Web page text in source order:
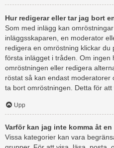
Hur redigerar eller tar jag bort
Som med inlägg kan
inläggsskaparen, en moderator
redigera en omröstning klickar
första inlägget i tråden. Om
omröstningen eller redigera
röstat så kan endast
ta bort omröstningen. Detta för att
Upp
Varför kan jag inte komma åt
Vissa kategorier kan vara